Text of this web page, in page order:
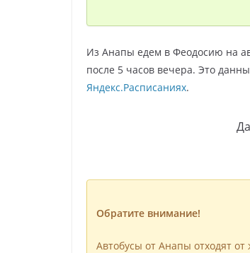
Из Анапы едем в Феодосию на
после 5 часов вечера. Это
Яндекс.Расписаниях.
Обратите внимание!
Автобусы от Анапы отходят